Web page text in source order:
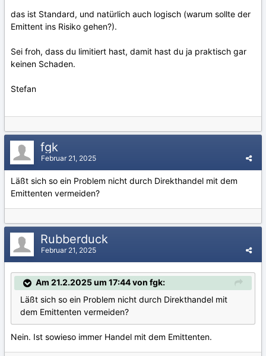
das ist Standard, und natürlich auch logisch (warum sollte der
Emittent ins Risiko gehen?).
Sei froh, dass du limitiert hast, damit hast du ja praktisch gar
keinen Schaden.
Stefan
fgk
Februar 21, 2025
Läßt sich so ein Problem nicht durch Direkthandel mit dem
Emittenten vermeiden?
Rubberduck
Februar 21, 2025
Am 21.2.2025 um 17:44 von fgk:
Läßt sich so ein Problem nicht durch Direkthandel mit
dem Emittenten vermeiden?
Nein. Ist sowieso immer Handel mit dem Emittenten.